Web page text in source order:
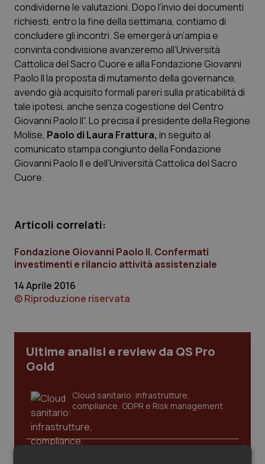
Lettere al direttore
Edizioni Regionali
QS Pro
Professionisti Sanitari.AI
Abruzzo
Basilicata
Campania
Emilia-Romagna
Friuli Venezia Giulia
Liguria
Marche
Molise
QS Pro Gold
Artrite & artrosi
Car-T
Colesterolo & coronaropatie
Dermatite Atopica
Disturbi dell’umore
Donna & Salute
Epatiti
QS Club Newsletter
condividerne le valutazioni. Dopo l’invio dei documenti
richiesti, entro la fine della settimana, contiamo di
concludere gli incontri. Se emergerà un’ampia e
convinta condivisione avanzeremo all’Università
Cattolica del Sacro Cuore e alla Fondazione Giovanni
Paolo II la proposta di mutamento della governance,
avendo già acquisito formali pareri sulla praticabilità di
tale ipotesi, anche senza cogestione del Centro
Giovanni Paolo II”. Lo precisa il presidente della Regione
Molise, Paolo di Laura Frattura, in seguito al
comunicato stampa congiunto della Fondazione
Giovanni Paolo II e dell’Università Cattolica del Sacro
Cuore.
Articoli correlati:
Fondazione Giovanni Paolo II. Confermati
investimenti e rilancio attività assistenziale
14 Aprile 2016
© Riproduzione riservata
Ultime analisi e review da QS Pro
Gold
Cloud sanitario: infrastrutture,
compliance, GDPR e Risk management